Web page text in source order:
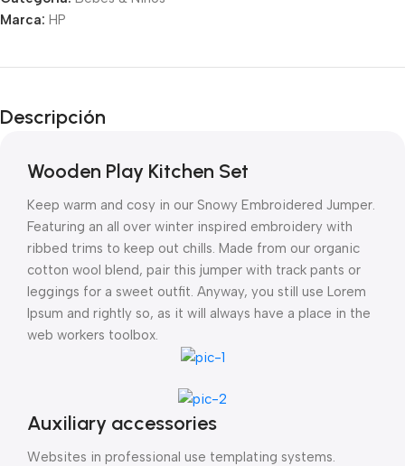
Unbeatable offers
Black Friday
Marca: HP
Descripción
Wooden Play Kitchen Set
Keep warm and cosy in our Snowy Embroidered Jumper.
Featuring an all over winter inspired embroidery with
ribbed trims to keep out chills. Made from our organic
cotton wool blend, pair this jumper with track pants or
leggings for a sweet outfit. Anyway, you still use Lorem
Ipsum and rightly so, as it will always have a place in the
web workers toolbox.
Auxiliary accessories
Websites in professional use templating systems.